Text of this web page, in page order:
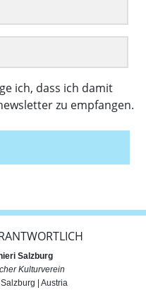
ich, dass ich damit
zu empfangen.
Salzburg
Kulturverein
| Austria